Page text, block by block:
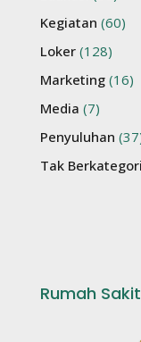
Kegiatan (60)
Loker (128)
Marketing (16)
Media (7)
Penyuluhan
Tak Berkategori
Rumah